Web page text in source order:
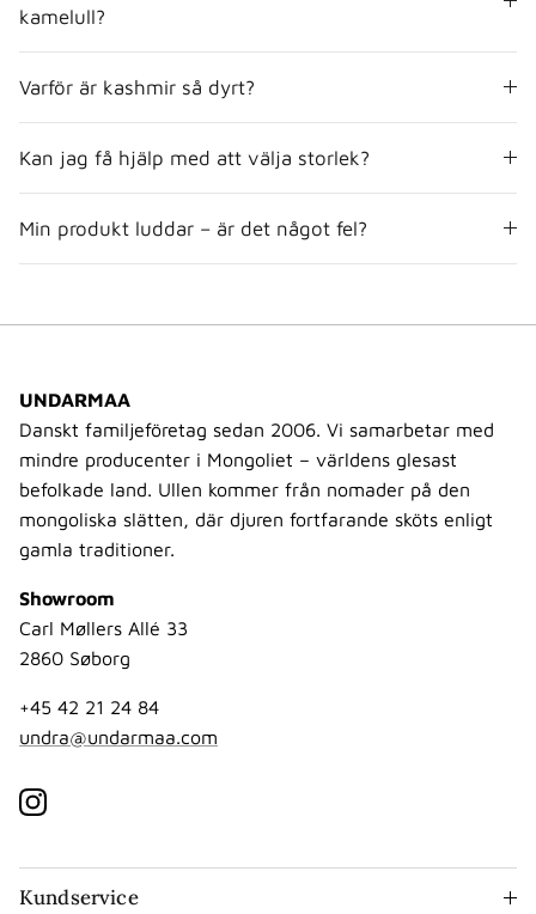
kamelull?
Varför är kashmir så dyrt?
Kan jag få hjälp med att välja storlek?
Min produkt luddar – är det något fel?
UNDARMAA
Danskt familjeföretag sedan 2006. Vi samarbetar med
mindre producenter i Mongoliet – världens glesast
befolkade land. Ullen kommer från nomader på den
mongoliska slätten, där djuren fortfarande sköts enligt
gamla traditioner.
Showroom
Carl Møllers Allé 33
2860 Søborg
+45 42 21 24 84
undra@undarmaa.com
Instagram
Kundservice